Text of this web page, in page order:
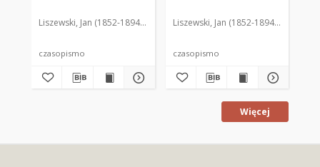
Liszewski, Jan (1852-1894). Red.
czasopismo
Liszewski, Jan (1852-1894). Red.
czasopismo
Więcej